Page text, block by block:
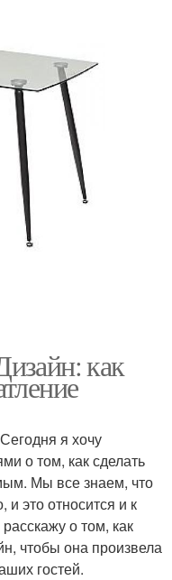
как
я хочу
о том, как сделать
Мы все знаем, что
это относится и к
о том, как
чтобы она произвела
гостей.